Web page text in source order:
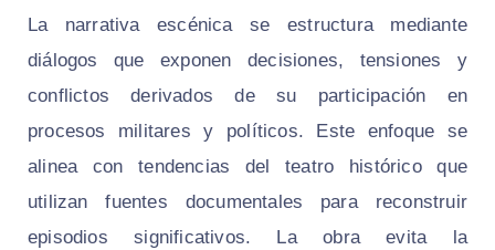
La narrativa escénica se estructura mediante
diálogos que exponen decisiones, tensiones y
conflictos derivados de su participación en
procesos militares y políticos. Este enfoque se
alinea con tendencias del teatro histórico que
utilizan fuentes documentales para reconstruir
episodios significativos. La obra evita la